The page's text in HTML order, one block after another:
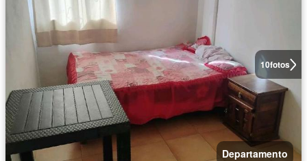
10fotos
Departamento